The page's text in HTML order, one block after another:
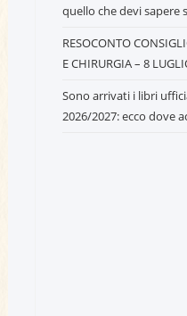
quello che devi sapere
RESOCONTO
E CHIRURGIA – 8
Sono arrivati i libri
2026/2027: ecco dove